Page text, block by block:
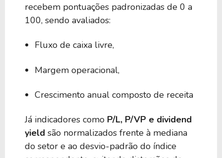
recebem pontuações padronizadas de 0 a
100, sendo avaliados:
Fluxo de caixa livre,
Margem operacional,
Crescimento anual composto de receita
Já indicadores como P/L, P/VP e dividend
yield são normalizados frente à mediana
do setor e ao desvio-padrão do índice